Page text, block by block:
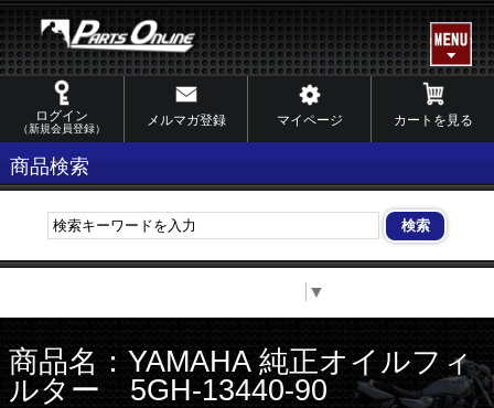
ログイン
（新規会員登録）
メルマガ登録 マイページ カートを見る
商品検索
▼
商品名：YAMAHA 純正オイルフィ
ルター 5GH-13440-90